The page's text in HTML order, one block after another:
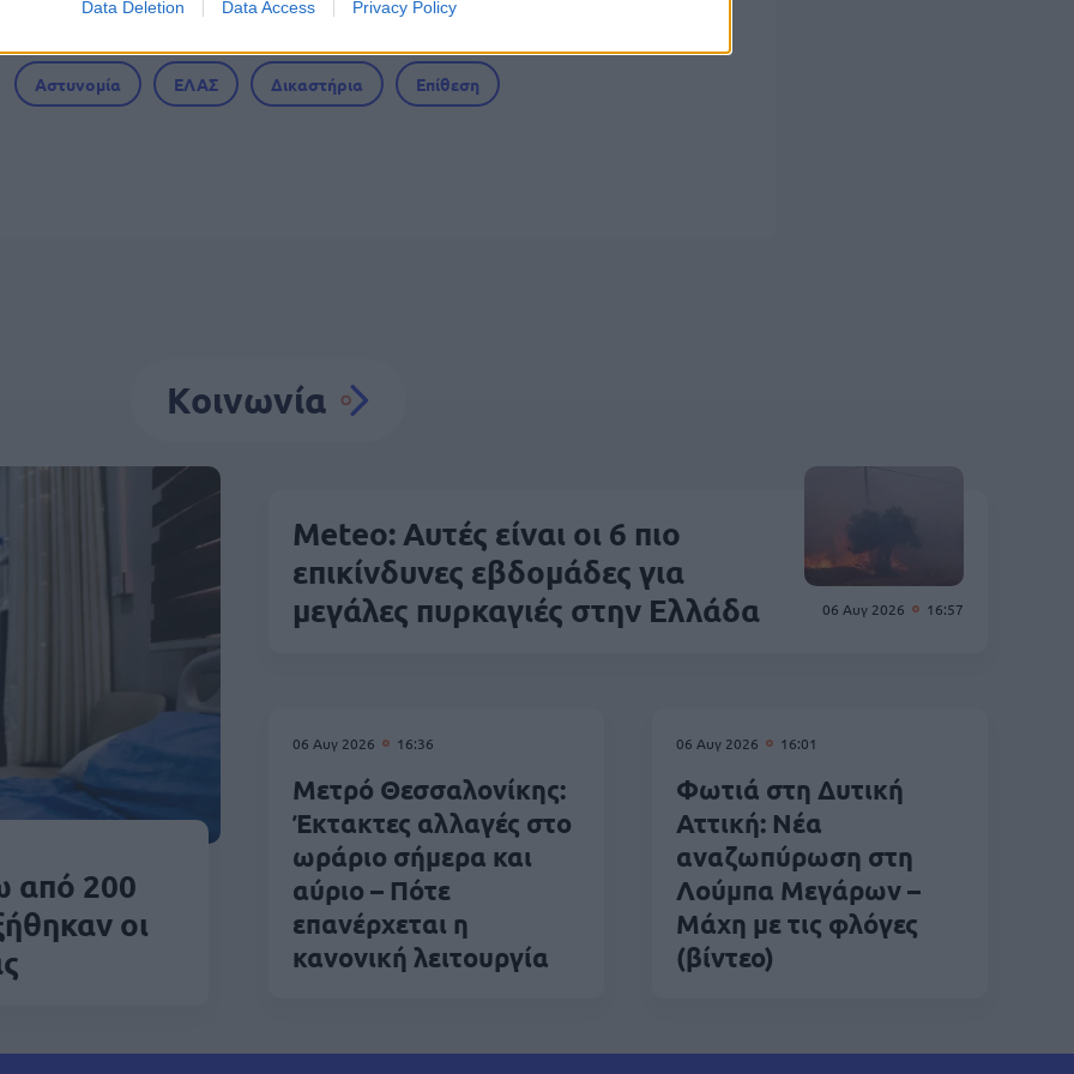
Data Deletion Data Access Privacy Policy
Αστυνομία ΕΛΑΣ Δικαστήρια Επίθεση
Κοινωνία
από 200
οι
06 Αυγ 2026 16:57
Meteo: Αυτές είναι οι 6 πιο
επικίνδυνες εβδομάδες για
μεγάλες πυρκαγιές στην Ελλάδα
06 Αυγ 2026 16:36
Μετρό Θεσσαλονίκης:
Έκτακτες αλλαγές στο
ωράριο σήμερα και
αύριο – Πότε
επανέρχεται η
κανονική λειτουργία
06 Αυγ 2026 16:01
Φωτιά στη Δυτική
Αττική: Νέα
αναζωπύρωση στη
Λούμπα Μεγάρων –
Μάχη με τις φλόγες
(βίντεο)